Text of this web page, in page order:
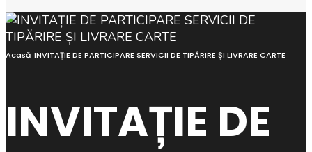
Acasă INVITAȚIE DE PARTICIPARE SERVICII DE TIPĂRIRE ȘI LIVRARE CARTE
INVITAȚIE DE